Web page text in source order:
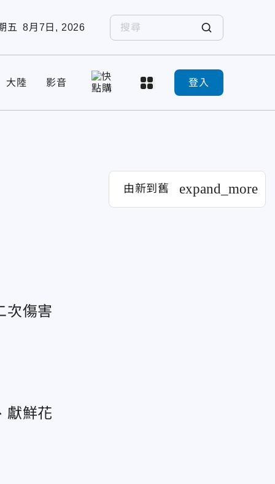
五 8月7日, 2026
大陸 影音 登入
由新到舊 expand_more
次傷害
獻鮮花